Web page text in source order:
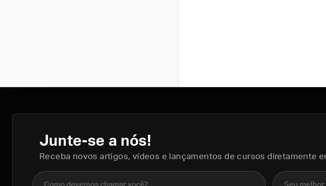
Junte-se a nós!
Receba novos artigos, vídeos e lançamentos de cursos diretamente
Nome completo E-mail